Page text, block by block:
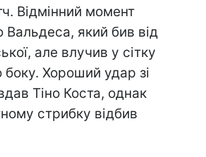
Відмінний момент
який бив від
але влучив у сітку
боку. Хороший удар зі
Тіно Коста, однак
стрибку відбив